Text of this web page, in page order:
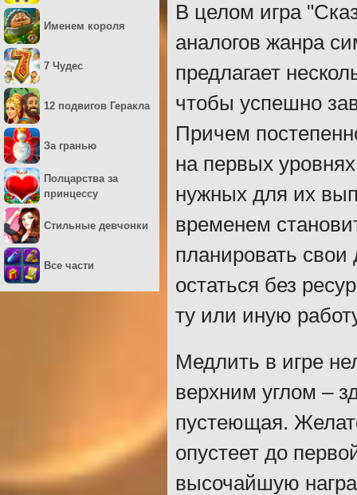
В целом игра
аналогов жанра
предлагает
чтобы успешно
Причем
на первых
нужных для их
временем
планировать
остаться без
ту или иную
Медлить в игре
верхним углом –
пустеющая.
опустеет до
высочайшую
Именем короля
7 Чудес
12 подвигов Геракла
За гранью
Полцарства за
принцессу
Стильные девчонки
Все части